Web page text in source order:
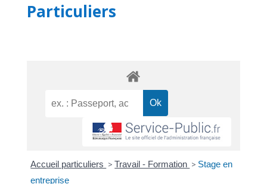
Particuliers
Accueil particuliers > Travail - Formation > Stage en
entreprise